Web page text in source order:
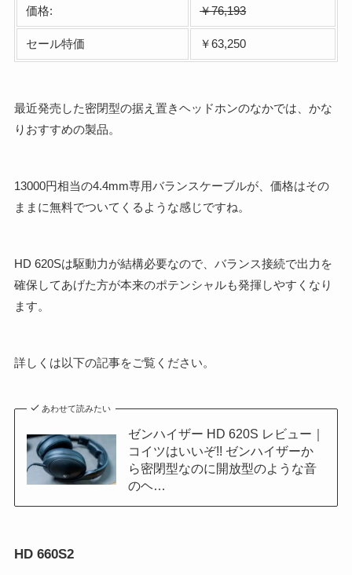
価格: ￥76,193
セール特価 ￥63,250
最近発売した密閉型の据え置きヘッドホンのなかでは、かな
りおすすめの製品。
13000円相当の4.4mm専用バランスケーブルが、価格はその
ままに無料でついてくるような感じですね。
HD 620Sは駆動力が結構必要なので、バランス接続で出力を
確保してあげた方が本来のポテンシャルも発揮しやすくなり
ます。
詳しくは以下の記事をご覧ください。
あわせて読みたい
ゼンハイザー HD 620S レビュー｜
コイツはいいぞ!! ゼンハイザーか
ら密閉型なのに開放型のような音
のヘ…
HD 660S2